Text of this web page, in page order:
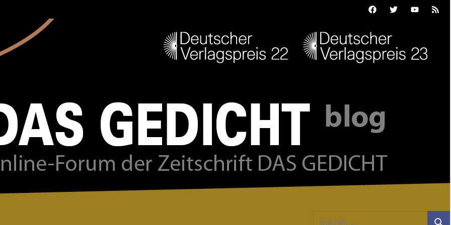
FacebookTwitterYoutubeFeed
Suchen